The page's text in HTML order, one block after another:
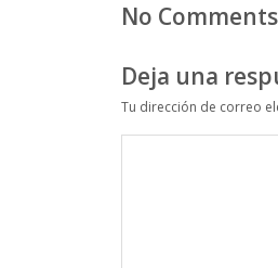
No
Deja una
Tu dirección de correo